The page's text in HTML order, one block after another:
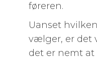
føreren.
Uanset
vælger, er det
det er nemt at